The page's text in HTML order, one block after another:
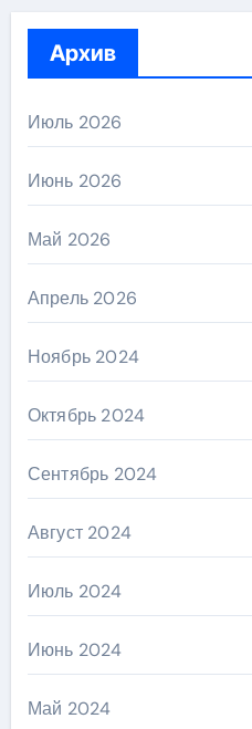
Архив
Июль 2026
Июнь 2026
Май 2026
Апрель 2026
Ноябрь 2024
Октябрь 2024
Сентябрь 2024
Август 2024
Июль 2024
Июнь 2024
Май 2024